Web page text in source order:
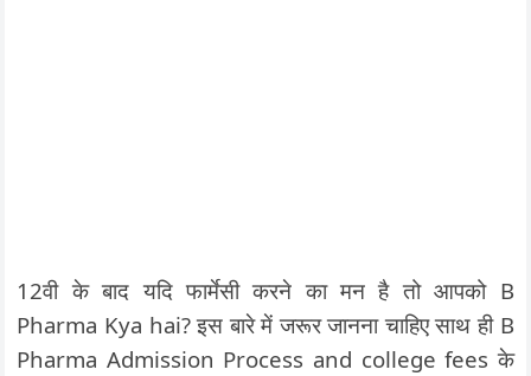
12वी के बाद यदि फार्मेसी करने का मन है तो आपको B
Pharma Kya hai? इस बारे में जरूर जानना चाहिए साथ ही B
Pharma Admission Process and college fees के